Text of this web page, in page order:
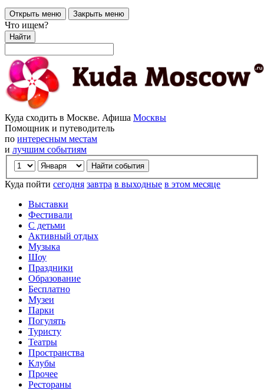
Открыть меню Закрыть меню
Что ищем?
Найти
Куда сходить в Москве. Афиша Москвы
Помощник и путеводитель
по интересным местам
и лучшим событиям
Куда пойти сегодня завтра в выходные в этом месяце
Выставки
Фестивали
С детьми
Активный отдых
Музыка
Шоу
Праздники
Образование
Бесплатно
Музеи
Парки
Погулять
Туристу
Театры
Пространства
Клубы
Прочее
Рестораны